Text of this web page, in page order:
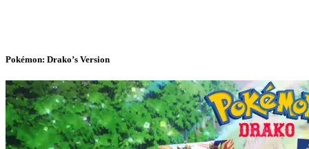
Pokémon: Drako’s Version